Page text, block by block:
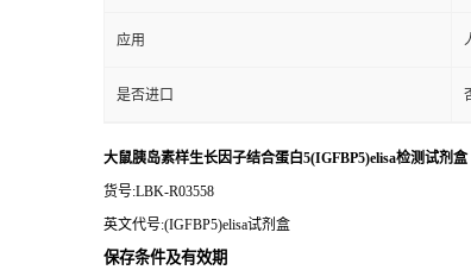
应用
是否进口
大鼠胰岛素样生长因子结合蛋白5(IGFBP5)elisa检测试剂盒
货号:LBK-R03558
英文代号:(IGFBP5)elisa试剂盒
保存条件及有效期